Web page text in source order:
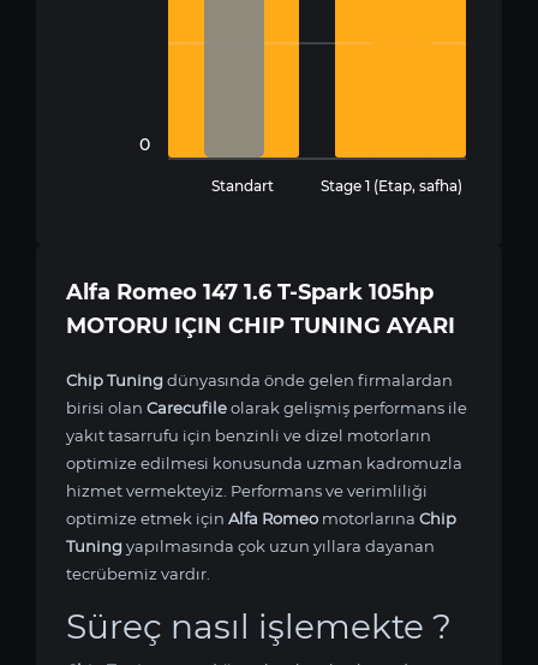
0
Standart Stage 1 (Etap, safha)
Alfa Romeo 147 1.6 T-Spark 105hp
MOTORU IÇIN CHIP TUNING AYARI
Chip Tuningdünyasında önde gelen firmalardan
birisi olan Carecufileolarak gelişmiş performans ile
yakıt tasarrufu için benzinli ve dizel motorların
optimize edilmesi konusunda uzman kadromuzla
hizmet vermekteyiz. Performans ve verimliliği
optimize etmek için Alfa Romeo motorlarına Chip
Tuningyapılmasında çok uzun yıllara dayanan
tecrübemiz vardır.
Süreç nasıl işlemekte ?